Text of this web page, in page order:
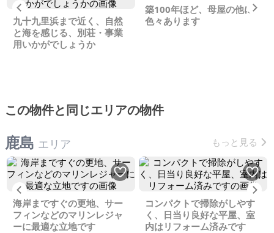
Previous
九十九里浜まで近く、自然
と海を感じる、別荘・事業
用いかがでしょうか
築100年ほど、母屋の他に
色々あります
この物件と同じエリアの物件
鹿島 エリア もっと見る
Previous
海岸まですぐの更地、サー
フィンなどのマリンレジャ
ーに最適な立地です
コンパクトで掃除がしやす
く、日当り良好な平屋、室
内はリフォーム済みです